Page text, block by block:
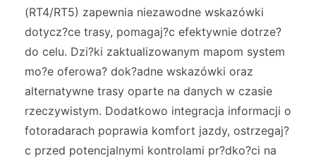
(RT4/RT5) zapewnia niezawodne wskazówki
dotycz?ce trasy, pomagaj?c efektywnie dotrze?
do celu. Dzi?ki zaktualizowanym mapom system
mo?e oferowa? dok?adne wskazówki oraz
alternatywne trasy oparte na danych w czasie
rzeczywistym. Dodatkowo integracja informacji o
fotoradarach poprawia komfort jazdy, ostrzegaj?
c przed potencjalnymi kontrolami pr?dko?ci na